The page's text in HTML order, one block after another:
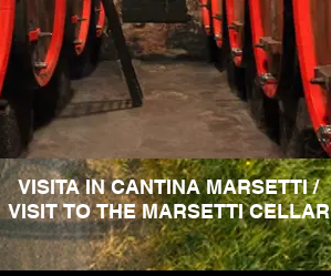
VISITA IN CANTINA MARSETTI /
VISIT TO THE MARSETTI CELLAR